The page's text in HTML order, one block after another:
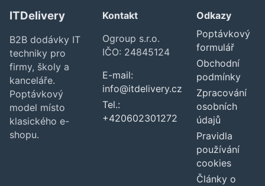
ITDelivery
B2B dodávky IT
techniky pro
firmy, školy a
kanceláře.
Poptávkový
model místo
klasického e-
shopu.
Kontakt
Ogroup s.r.o.
IČO: 24845124
E-mail:
info@itdelivery.cz
Tel.:
+420602301272
Odkazy
Poptávkový
formulář
Obchodní
podmínky
Zpracování
osobních
údajů
Pravidla
používání
cookies
Články o